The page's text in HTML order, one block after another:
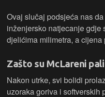
Ovaj slučaj podsjeća nas
inženjersko natjecanje gdje
djelićima milimetra, a
Zašto su McLareni
Nakon utrke, svi bolidi
uzoraka goriva i softverskih